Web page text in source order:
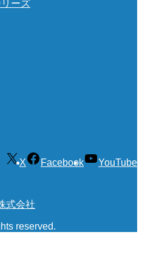
ーズ
X Facebook
YouTube
式会社
reserved.